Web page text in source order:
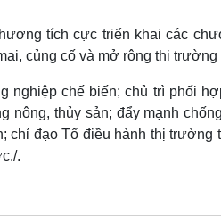
Sân khấu - Điện
Văn học
Di sản
tích cực triển khai các
củng cố và mở rộng thị trường
nghiệp chế biến; chủ trì phối
nông, thủy sản; đẩy mạnh
chỉ đạo Tổ điều hành thị
/.